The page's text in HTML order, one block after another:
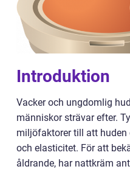
Introduktion
Vacker och ungdomlig
människor strävar efter.
miljöfaktorer till att
och elasticitet. För att
åldrande, har nattkräm